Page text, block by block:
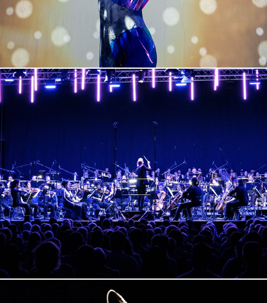
Girls und Panzer
2024